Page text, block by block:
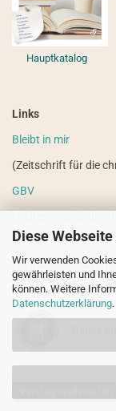
Diese
Wir verwenden
gewährleisten und
können. Weitere
Datenschutzerklärung.
Hauptkatalog
Links
Bleibt in mir
(Zeitschrift für die
GBV
VdHS
(weitere
Sicher